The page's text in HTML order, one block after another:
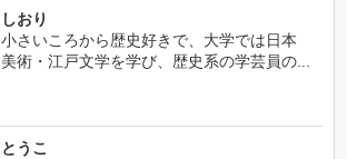
しおり
小さいころから歴史好きで、大学では日本
美術・江戸文学を学び、歴史系の学芸員の...
とうこ